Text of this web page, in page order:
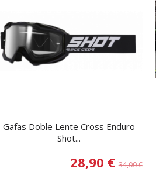
Gafas Doble Lente Cross Enduro
Shot...
28,90 €34,00 €